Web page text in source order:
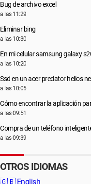
Bug de archivo excel
a las 11:29
Eliminar bing
a las 10:30
En mi celular samsung galaxy
a las 10:20
Ssd en un acer predator helios
a las 10:05
Cómo encontrar la aplicación
a las 09:51
Compra de un teléfono
a las 09:39
OTROS IDIOMAS
🇬🇧 English